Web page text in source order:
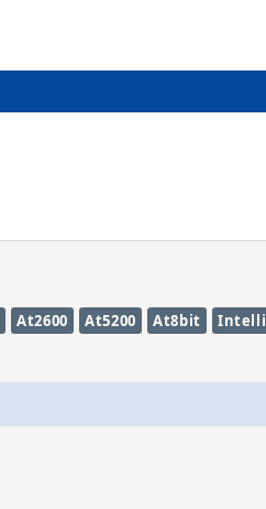
At2600 At5200 At8bit Intelli